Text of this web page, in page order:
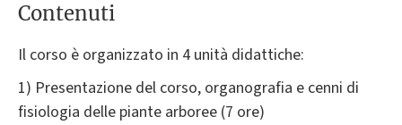
Contenuti
Il corso è organizzato in 4 unità didattiche:
1) Presentazione del corso, organografia e cenni di
fisiologia delle piante arboree (7 ore)